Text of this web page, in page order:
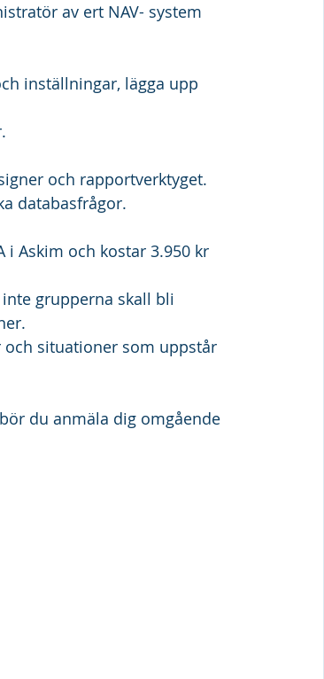
av ert NAV- system
inställningar, lägga upp
och rapportverktyget.
databasfrågor.
i Askim och kostar 3.950 kr
grupperna skall bli
och situationer som uppstår
du anmäla dig omgående